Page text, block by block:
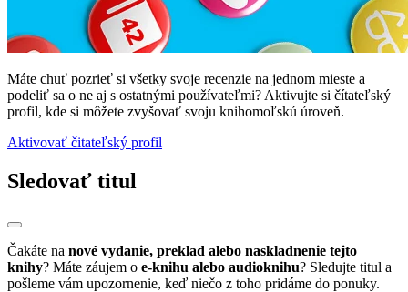
Máte chuť pozrieť si všetky svoje recenzie na jednom mieste a
podeliť sa o ne aj s ostatnými používateľmi? Aktivujte si čítateľský
profil, kde si môžete zvyšovať svoju knihomoľskú úroveň.
Aktivovať čitateľský profil
Sledovať titul
Čakáte na nové vydanie, preklad alebo naskladnenie tejto
knihy? Máte záujem o e-knihu alebo audioknihu? Sledujte titul a
pošleme vám upozornenie, keď niečo z toho pridáme do ponuky.